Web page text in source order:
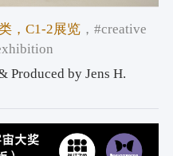
，C1-2展览，#creative
Produced by Jens H.